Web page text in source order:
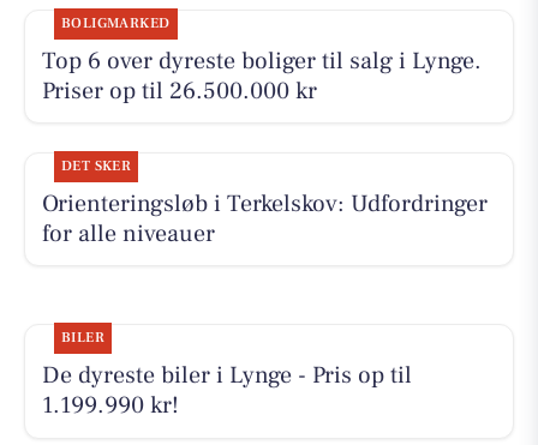
BOLIGMARKED
Top 6 over dyreste boliger til salg i Lynge.
Priser op til 26.500.000 kr
DET SKER
Orienteringsløb i Terkelskov: Udfordringer
for alle niveauer
BILER
De dyreste biler i Lynge - Pris op til
1.199.990 kr!